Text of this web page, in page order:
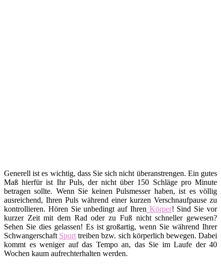
Generell ist es wichtig, dass Sie sich nicht überanstrengen. Ein gutes
Maß hierfür ist Ihr Puls, der nicht über 150 Schläge pro Minute
betragen sollte. Wenn Sie keinen Pulsmesser haben, ist es völlig
ausreichend, Ihren Puls während einer kurzen Verschnaufpause zu
kontrollieren. Hören Sie unbedingt auf Ihren Körper! Sind Sie vor
kurzer Zeit mit dem Rad oder zu Fuß nicht schneller gewesen?
Sehen Sie dies gelassen! Es ist großartig, wenn Sie während Ihrer
Schwangerschaft Sport treiben bzw. sich körperlich bewegen. Dabei
kommt es weniger auf das Tempo an, das Sie im Laufe der 40
Wochen kaum aufrechterhalten werden.